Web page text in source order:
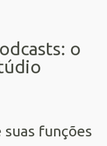
o
funções